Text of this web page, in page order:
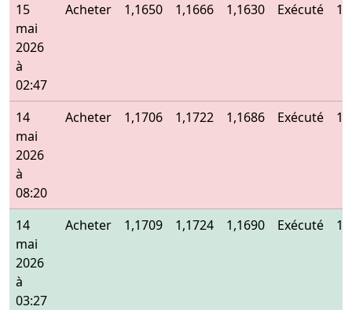
15
mai
2026
à
02:47
Acheter 1,1650 1,1666 1,1630 Exécuté
14
mai
2026
à
08:20
Acheter 1,1706 1,1722 1,1686 Exécuté
14
mai
2026
à
03:27
Acheter 1,1709 1,1724 1,1690 Exécuté